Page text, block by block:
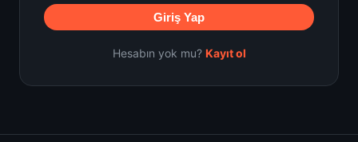
Giriş Yap
Hesabın yok mu? Kayıt ol